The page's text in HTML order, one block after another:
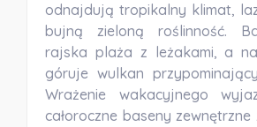
odnajdują tropikalny klimat,
bujną zieloną roślinność.
rajska plaża z leżakami, a
góruje wulkan
Wrażenie wakacyjnego
całoroczne baseny